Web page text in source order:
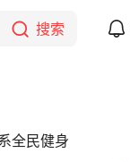
搜索
全民健身